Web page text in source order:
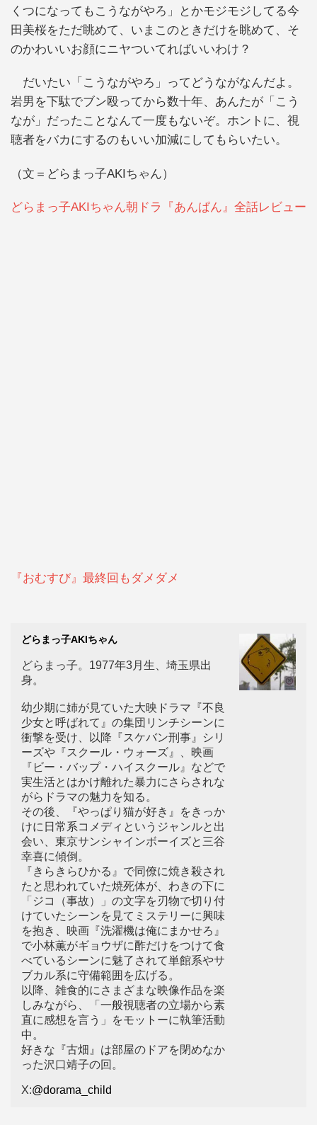
くつになってもこうながやろ」とかモジモジしてる今
田美桜をただ眺めて、いまこのときだけを眺めて、そ
のかわいいお顔にニヤついてればいいわけ？
だいたい「こうながやろ」ってどうながなんだよ。
岩男を下駄でブン殴ってから数十年、あんたが「こう
なが」だったことなんて一度もないぞ。ホントに、視
聴者をバカにするのもいい加減にしてもらいたい。
（文＝どらまっ子AKIちゃん）
どらまっ子AKIちゃん朝ドラ『あんぱん』全話レビュー
『おむすび』最終回もダメダメ
どらまっ子AKIちゃん
どらまっ子。1977年3月生、埼玉県出
身。
幼少期に姉が見ていた大映ドラマ『不良
少女と呼ばれて』の集団リンチシーンに
衝撃を受け、以降『スケバン刑事』シリ
ーズや『スクール・ウォーズ』、映画
『ビー・バップ・ハイスクール』などで
実生活とはかけ離れた暴力にさらされな
がらドラマの魅力を知る。
その後、『やっぱり猫が好き』をきっか
けに日常系コメディというジャンルと出
会い、東京サンシャインボーイズと三谷
幸喜に傾倒。
『きらきらひかる』で同僚に焼き殺され
たと思われていた焼死体が、わきの下に
「ジコ（事故）」の文字を刃物で切り付
けていたシーンを見てミステリーに興味
を抱き、映画『洗濯機は俺にまかせろ』
で小林薫がギョウザに酢だけをつけて食
べているシーンに魅了されて単館系やサ
ブカル系に守備範囲を広げる。
以降、雑食的にさまざまな映像作品を楽
しみながら、「一般視聴者の立場から素
直に感想を言う」をモットーに執筆活動
中。
好きな『古畑』は部屋のドアを閉めなか
った沢口靖子の回。
X:@dorama_child